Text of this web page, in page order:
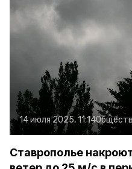
14 июля 2025, 11:14
Ставрополье